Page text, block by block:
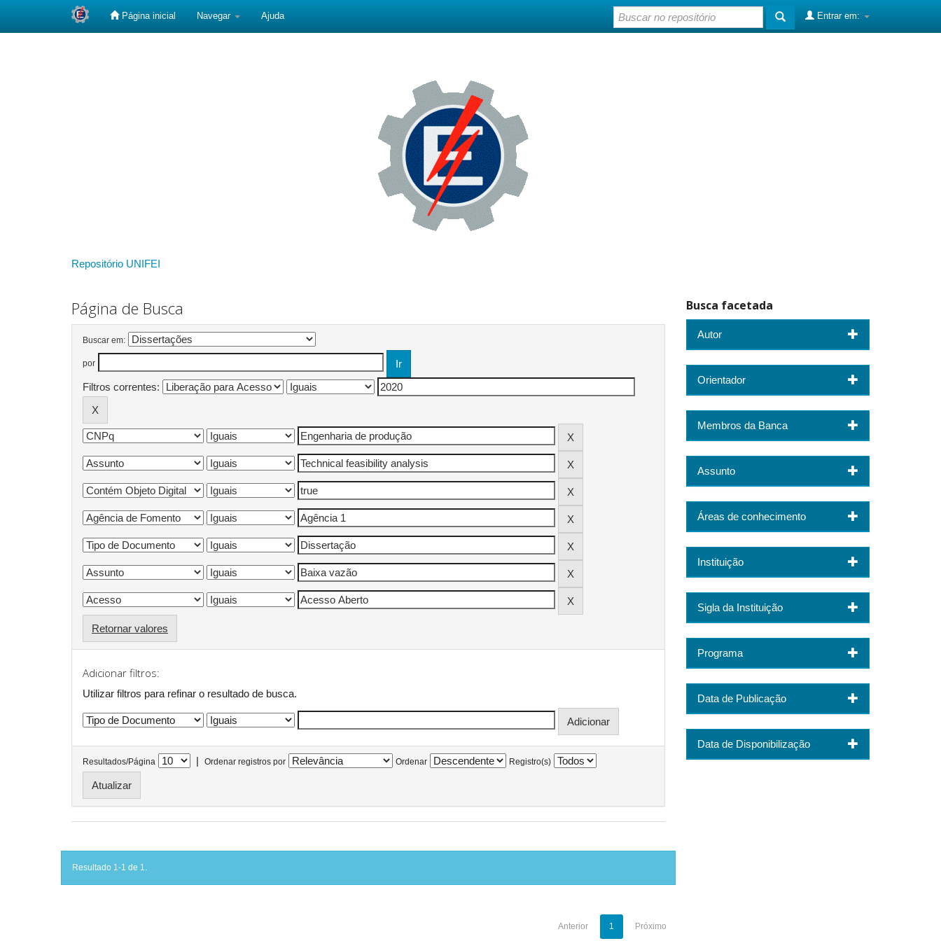
Página inicial Navegar Ajuda Entrar em:
Repositório UNIFEI
Página de Busca
Buscar em:
por
Filtros correntes:
Retornar valores
Adicionar filtros:
Utilizar filtros para refinar o resultado de busca.
Resultados/Página | Ordenar registros por Ordenar Registro(s)
Resultado 1-1 de 1.
Anterior 1 Próximo
Busca facetada
Autor
Orientador
Membros da Banca
Assunto
Áreas de conhecimento
Instituição
Sigla da Instituição
Programa
Data de Publicação
Data de Disponibilização